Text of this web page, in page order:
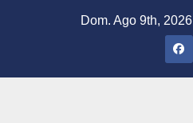
Dom. Ago 9th, 2026